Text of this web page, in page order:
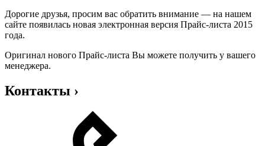
Дорогие друзья, просим вас обратить внимание — на нашем
сайте появилась новая электронная версия Прайс-листа 2015
года.
Оригинал нового Прайс-листа Вы можете получить у вашего
менеджера.
Контакты ›